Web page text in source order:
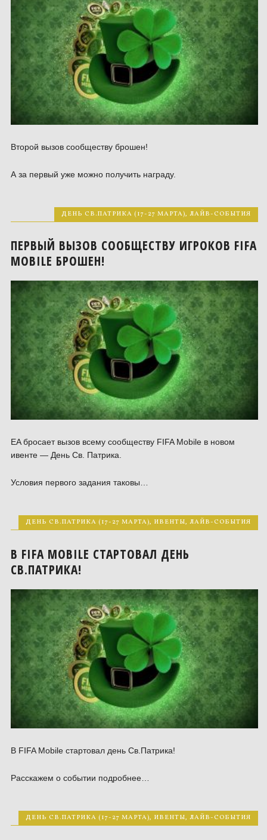
Второй вызов сообществу брошен!
А за первый уже можно получить награду.
ДЕНЬ СВ.ПАТРИКА (17-27 МАРТА), ЛАЙВ-СОБЫТИЯ
ПЕРВЫЙ ВЫЗОВ СООБЩЕСТВУ ИГРОКОВ FIFA
MOBILE БРОШЕН!
EA бросает вызов всему сообществу FIFA Mobile в новом
ивенте — День Св. Патрика.
Условия первого задания таковы…
ДЕНЬ СВ.ПАТРИКА (17-27 МАРТА), ИВЕНТЫ, ЛАЙВ-СОБЫТИЯ
В FIFA MOBILE СТАРТОВАЛ ДЕНЬ
СВ.ПАТРИКА!
В FIFA Mobile стартовал день Св.Патрика!
Расскажем о событии подробнее…
ДЕНЬ СВ.ПАТРИКА (17-27 МАРТА), ИВЕНТЫ, ЛАЙВ-СОБЫТИЯ